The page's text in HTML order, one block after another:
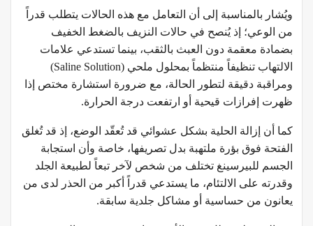
ويُشار بالمناسبة إلى أن التعامل مع هذه الحالات يتطلب قدراً
من الوعي؛ إذ يُنصح في حالات النزيف بالضغط الخفيف
بضمادة معقمة دون العبث بالثقب، بينما تستدعي علامات
الالتهاب تنظيفاً منتظماً بمحلول ملحي (Saline Solution)
ومراقبة دقيقة لتطور الحالة، مع ضرورة استشارة مختص إذا
ظهرت إفرازات قيحية أو ارتفعت درجة الحرارة.
كما أن إزالة الحلية بشكل عشوائي قد تُعقّد الوضع، إذ قد تُغلق
الفتحة فوق بؤرة ملتهبة بدل تصريفها، خاصة وأن استجابة
الجسم للبيرسينغ تختلف من شخص لآخر تبعاً لطبيعة الجلد
وقدرته على الالتئام، ما يستدعي قدراً أكبر من الحذر لدى من
يعانون من حساسية أو مشاكل جلدية سابقة.